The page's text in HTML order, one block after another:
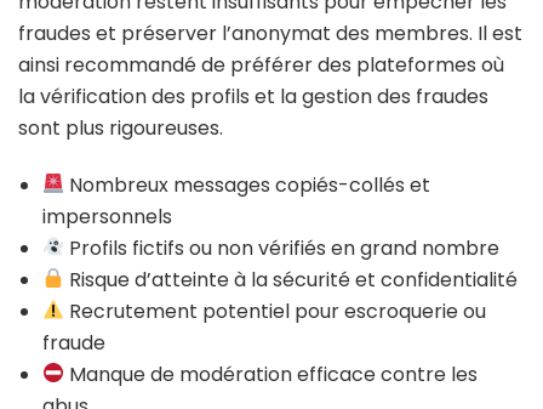
fraudes et préserver l’anonymat des membres. Il est
ainsi recommandé de préférer des plateformes où
la vérification des profils et la gestion des fraudes
sont plus rigoureuses.
Nombreux messages copiés-collés et
impersonnels
Profils fictifs ou non vérifiés en grand nombre
Risque d’atteinte à la sécurité et confidentialité
Recrutement potentiel pour escroquerie ou
fraude
Manque de modération efficace contre les